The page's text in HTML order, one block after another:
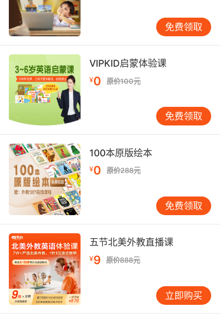
师资培训体系包含三大模块：文化敏感度训练、
游戏化教学技巧、应急情境处理。教师需掌握
200+种课堂互动模板，能根据学员性格调整教学
策略。例如面对内向型学员，采用角色扮演替代
公开演讲；针对青少年群体，设计密室逃脱式的
语法闯关游戏。斯坦福教育创新实验室指出，多
模态教学法可使课堂参与度提升65%。
三、沉浸式文化实践体系
文化体验课程遵循"认知-体验-创造"进阶路径。
标，由外教现场讲解建筑符号背后的语言文化。
中期开展传统茶艺、苏格兰裙制作等非遗项目，
将语言学习融入手工技艺。最终阶段鼓励学员自
主策划文化展览，用英语向当地社区介绍母国文
化，实现双向文化交流。
VIPKID独创"文化任务卡"系统，将伦敦眼摩天轮
达。在爱丁堡艺术节期间，学员需完成三项挑
战：用英语采访街头艺人、撰写音乐节报道、参
与即兴戏剧演出。这种情境化任务促使语言输出
自然发生，剑桥大学语言应用研究中心数据显
示，此类实践可使口语流利度提升3倍。
四、智能技术赋能教学
免费领取
VIPKID启蒙体验课
¥0 原价100元
免费领取
100本原版绘本
¥0 原价288元
免费领取
五节北美外教直播课
¥9 原价888元
立即购买